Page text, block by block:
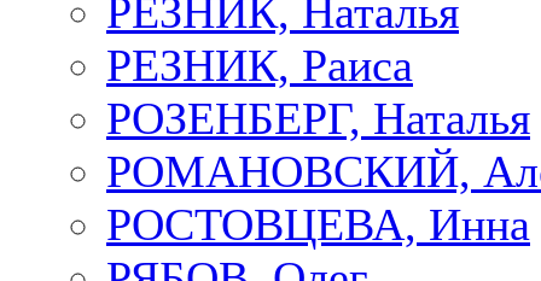
РЕЗНИК, Наталья
РЕЗНИК, Раиса
РОЗЕНБЕРГ, Наталья
РОМАНОВСКИЙ,
РОСТОВЦЕВА, Инна